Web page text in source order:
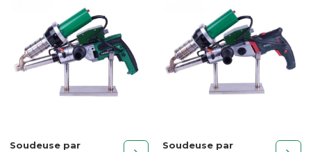
Soudeuse par
Soudeuse par